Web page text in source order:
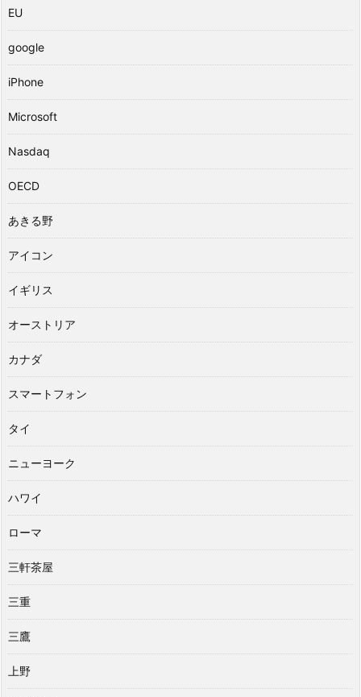
EU
google
iPhone
Microsoft
Nasdaq
OECD
あきる野
アイコン
イギリス
オーストリア
カナダ
スマートフォン
タイ
ニューヨーク
ハワイ
ローマ
三軒茶屋
三重
三鷹
上野